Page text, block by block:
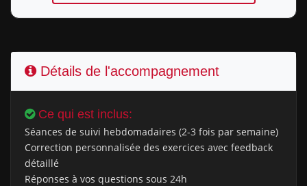
Détails de l'accompagnement
Ce qui est inclus:
Séances de suivi hebdomadaires (2-3 fois par semaine)
Correction personnalisée des exercices avec feedback
détaillé
Réponses à vos questions sous 24h